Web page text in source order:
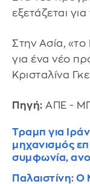
εξετάζεται
Στην Ασία,
για ένα νέο
Κρισταλίνα
Πηγή: ΑΠΕ -
Τραμπ για
μηχανισμός
συμφωνία,
Παλαιστίνη: